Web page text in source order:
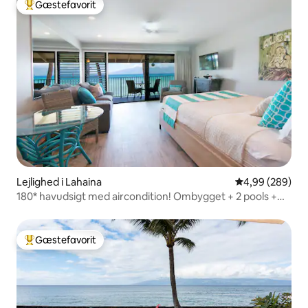
Bedste gæstefavorit
Gæstefavorit
Lejlighed i Lahaina 4,99 ud af 5 i
4,99 (289)
180* havudsigt med aircondition! Ombygget + 2 pools +
Bedste gæstefavorit
Gæstefavorit